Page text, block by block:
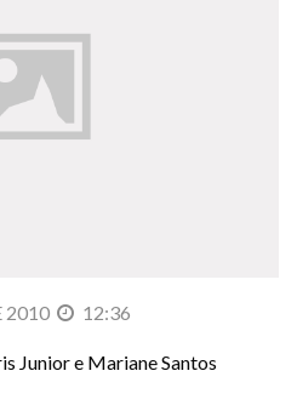
2010 12:36
Junior e Mariane Santos